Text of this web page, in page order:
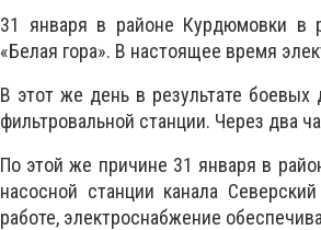
31 января в районе Курдюмовки в
«Белая гора». В настоящее время
В этот же день в результате
фильтровальной станции. Через два
По этой же причине 31 января в
насосной станции канала
работе, электроснабжение